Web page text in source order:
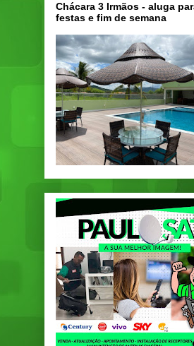
Chácara 3 Irmãos - aluga
festas e fim de semana